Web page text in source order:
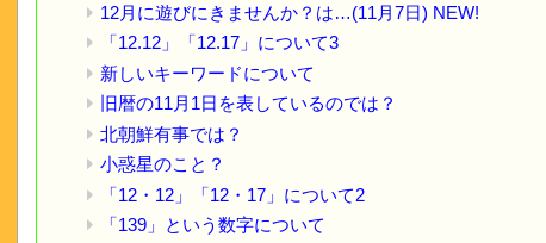
12月に遊びにきませんか？は…(11月7日) NEW!
「12.12」「12.17」について3
新しいキーワードについて
旧暦の11月1日を表しているのでは？
北朝鮮有事では？
小惑星のこと？
「12・12」「12・17」について2
「139」という数字について